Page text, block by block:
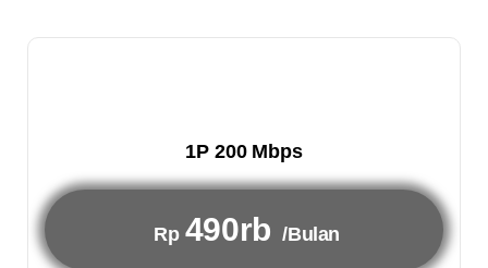
1P 200 Mbps
Rp 490rb /Bulan